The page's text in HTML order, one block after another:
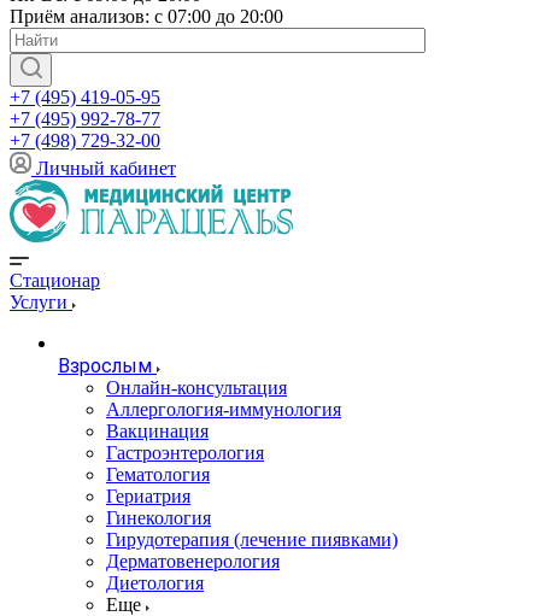
Приём анализов: с 07:00 до 20:00
+7 (495) 419-05-95
+7 (495) 992-78-77
+7 (498) 729-32-00
Личный кабинет
Стационар
Услуги
Взрослым
Онлайн-консультация
Аллергология-иммунология
Вакцинация
Гастроэнтерология
Гематология
Гериатрия
Гинекология
Гирудотерапия (лечение пиявками)
Дерматовенерология
Диетология
Еще